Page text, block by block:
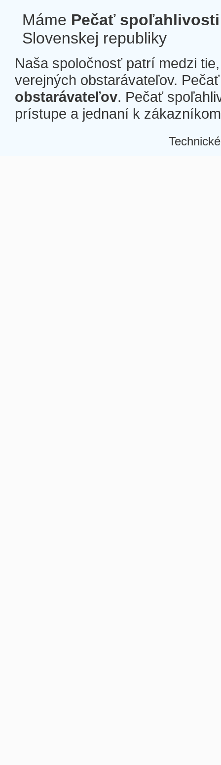
Máme Pečať spoľahlivosti
Slovenskej republiky
Naša spoločnosť patrí medzi
verejných obstarávateľov.
obstarávateľov. Pečať
prístupe a jednaní k